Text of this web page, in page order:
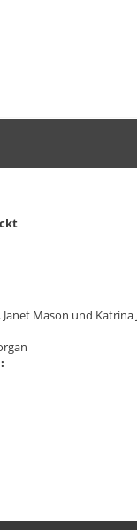
Mason und Katrina